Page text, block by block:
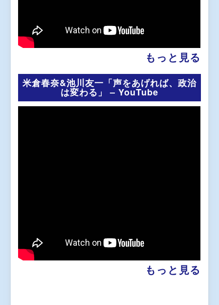
もっと見る
米倉春奈&池川友一「声をあげれば、政治
は変わる」 – YouTube
もっと見る